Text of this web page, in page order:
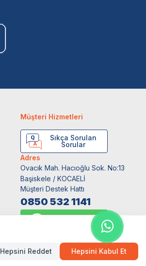
Müşteri Hizmetleri
Sıkça Sorulan
Sorular
Adres
Ovacık Mah. Hacıoğlu Sok. No:13
Başiskele / KOCAELİ
Müşteri Destek Hattı
0850 532 1141
WhatsApp Destek
0554 871 66 20
Hepsini Reddet Hepsini Kabul Et